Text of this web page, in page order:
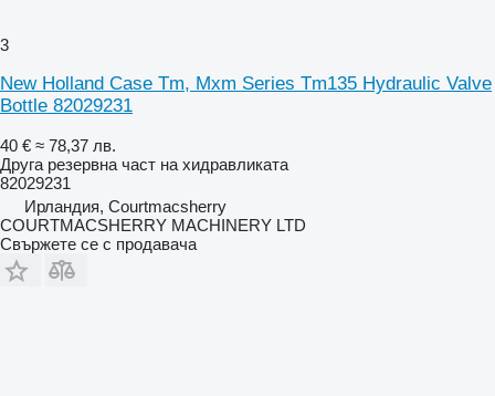
3
New Holland Case Tm, Mxm Series Tm135 Hydraulic Valve
Bottle 82029231
40 € ≈ 78,37 лв.
Друга резервна част на хидравликата
82029231
Ирландия, Courtmacsherry
COURTMACSHERRY MACHINERY LTD
Свържете се с продавача